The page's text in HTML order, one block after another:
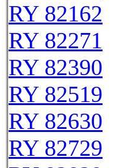
RY 82162
RY 82271
RY 82390
RY 82519
RY 82630
RY 82729